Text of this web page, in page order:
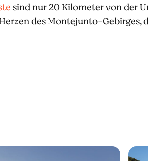
sind nur 20 Kilometer von der
des Montejunto-Gebirges,